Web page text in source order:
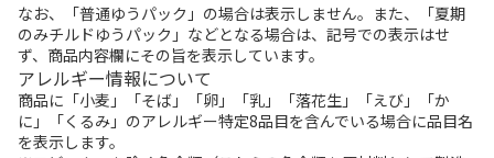
なお、「普通ゆうパック」の場合は表示しません。また、「夏期
のみチルドゆうパック」などとなる場合は、記号での表示はせ
ず、商品内容欄にその旨を表示しています。
アレルギー情報について
商品に「小麦」「そば」「卵」「乳」「落花生」「えび」「か
に」「くるみ」のアレルギー特定8品目を含んでいる場合に品目名
を表示します。